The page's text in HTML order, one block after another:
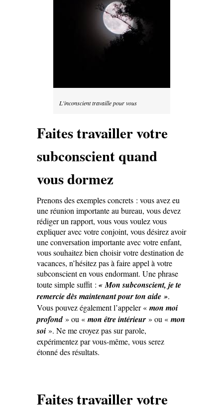
L'inconscient travaille pour vous
Faites travailler votre
subconscient quand
vous dormez
Prenons des exemples concrets : vous avez eu
une réunion importante au bureau, vous devez
rédiger un rapport, vous vous voulez vous
expliquer avec votre conjoint, vous désirez avoir
une conversation importante avec votre enfant,
vous souhaitez bien choisir votre destination de
vacances, n’hésitez pas à faire appel à votre
subconscient en vous endormant. Une phrase
toute simple suffit : « Mon subconscient, je te
remercie dès maintenant pour ton aide ».
Vous pouvez également l’appeler « mon moi
profond» ou « mon être intérieur » ou « mon
soi ». Ne me croyez pas sur parole,
expérimentez par vous-même, vous serez
étonné des résultats.
Faites travailler votre